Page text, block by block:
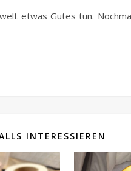
etwas Gutes tun.
INTERESSIEREN